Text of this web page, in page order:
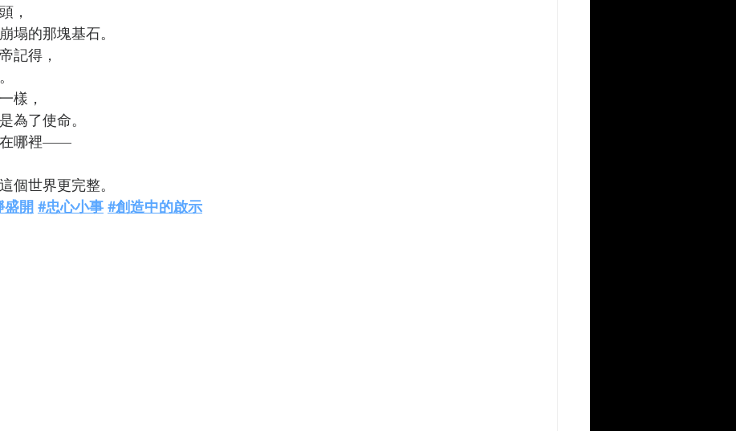
，
塌的那塊基石。
記得，
樣，
為了使命。
在哪裡——
個世界更完整。
盛開 #忠心小事 #創造中的啟示